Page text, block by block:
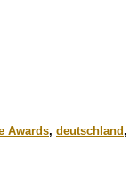
Awards, deutschland,